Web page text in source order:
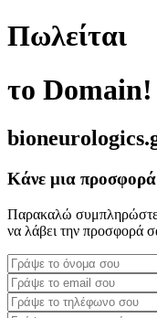
Πωλείται
το Domain!
Κάνε μια προσφορά
Παρακαλώ
να λάβει την προσφορά